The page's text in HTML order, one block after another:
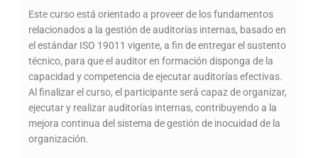
Este curso está orientado a proveer de los fundamentos
relacionados a la gestión de auditorías internas, basado en
el estándar ISO 19011 vigente, a fin de entregar el sustento
técnico, para que el auditor en formación disponga de la
capacidad y competencia de ejecutar auditorías efectivas.
Al finalizar el curso, el participante será capaz de organizar,
ejecutar y realizar auditorías internas, contribuyendo a la
mejora continua del sistema de gestión de inocuidad de la
organización.